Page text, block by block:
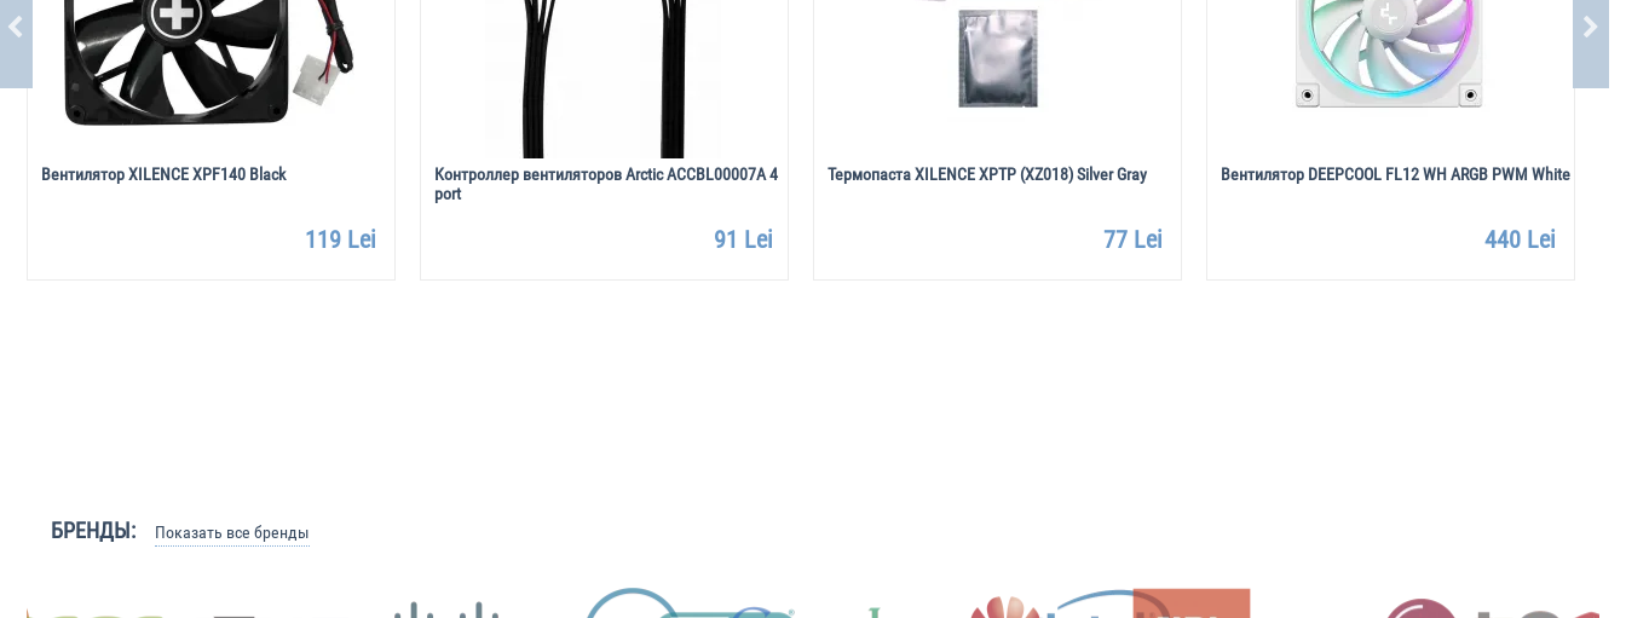
Вентилятор XILENCE XPF140 Black
119 Lei
Контроллер вентиляторов Arctic ACCBL00007A 4
port
91 Lei
Термопаста XILENCE XPTP (XZ018) Silver Gray
77 Lei
Вентилятор DEEPCOOL FL12 WH ARGB PWM White
440 Lei
БРЕНДЫ: Показать все бренды